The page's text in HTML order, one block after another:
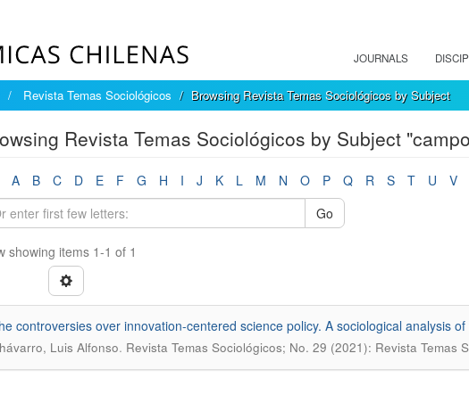
JOURNALS
Revista Temas Sociológicos Browsing Revista Temas Sociológicos by Subject
Revista Temas Sociológicos by Subject
A B C D E F G H I J K L M N O P Q R S T U V
Go
showing items 1-1 of 1
controversies over innovation-centered science policy. A sociological analysis
Luis Alfonso. Revista Temas Sociológicos; No. 29 (2021): Revista Temas